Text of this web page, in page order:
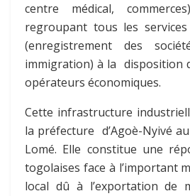
centre médical,
regroupant tous les
(enregistrement des
immigration) à la disposition
opérateurs économiques.
Cette infrastructure
la préfecture d’Agoè-Nyivé
Lomé. Elle constitue une
togolaises face à l’important
local dû à l’exportation de